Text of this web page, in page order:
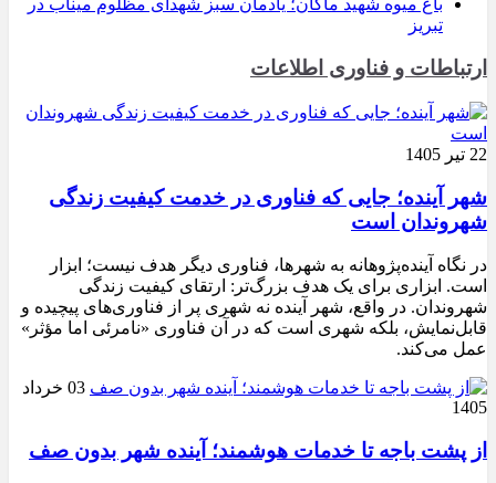
باغ میوه شهید ماکان؛ یادمان سبز شهدای مظلوم میناب در
تبریز
ارتباطات و فناوری اطلاعات
22 تیر 1405
شهر آینده؛ جایی که فناوری در خدمت کیفیت زندگی
شهروندان است
در نگاه آینده‌پژوهانه به شهرها، فناوری دیگر هدف نیست؛ ابزار
است. ابزاری برای یک هدف بزرگ‌تر: ارتقای کیفیت زندگی
شهروندان. در واقع، شهر آینده نه شهری پر از فناوری‌های پیچیده و
قابل‌نمایش، بلکه شهری است که در آن فناوری «نامرئی اما مؤثر»
عمل می‌کند.
03 خرداد
1405
از پشت باجه تا خدمات هوشمند؛ آینده شهر بدون صف